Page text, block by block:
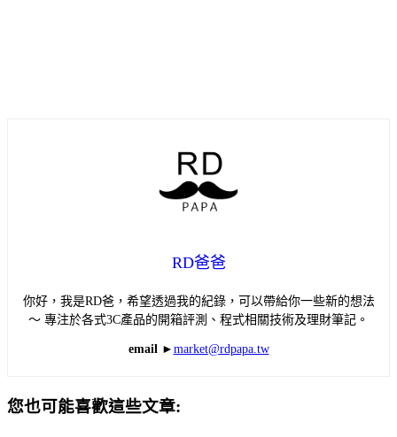
RD爸爸
你好，我是RD爸，希望透過我的紀錄，可以帶給你一些新的想法
～ 專注於各式3C產品的開箱評測、程式相關技術及理財筆記。
email ► market@rdpapa.tw
您也可能喜歡這些文章: